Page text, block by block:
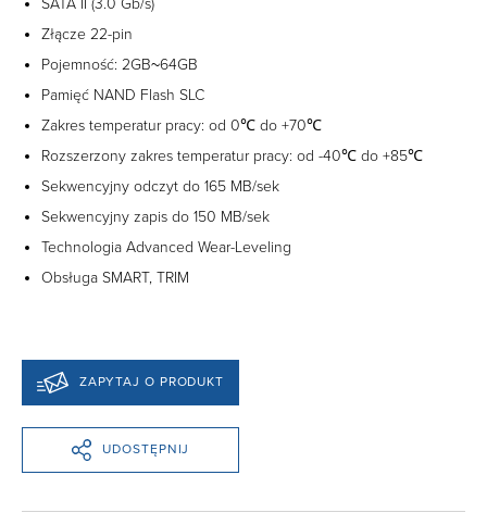
SATA II (3.0 Gb/s)
Złącze 22-pin
Pojemność: 2GB~64GB
Pamięć NAND Flash SLC
Zakres temperatur pracy: od 0℃ do +70℃
Rozszerzony zakres temperatur pracy: od -40℃ do +85℃
Sekwencyjny odczyt do 165 MB/sek
Sekwencyjny zapis do 150 MB/sek
Technologia Advanced Wear-Leveling
Obsługa SMART, TRIM
ZAPYTAJ O PRODUKT
UDOSTĘPNIJ